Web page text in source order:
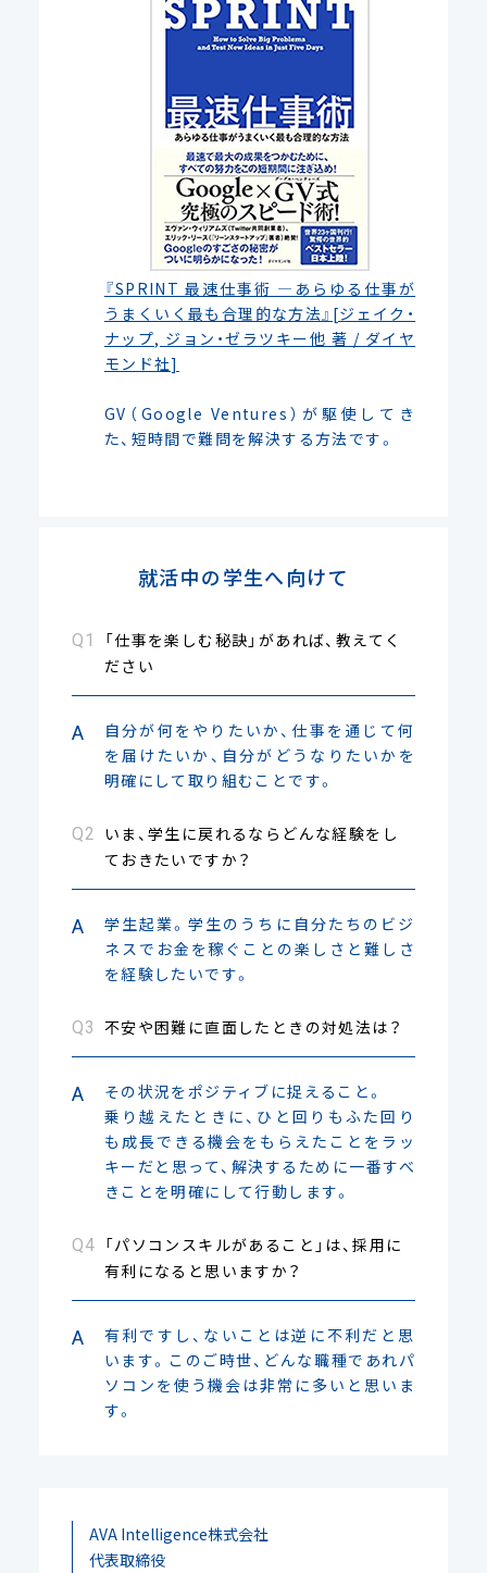
『SPRINT 最速仕事術 ―あらゆる仕事が
うまくいく最も合理的な方法』[ジェイク・
ナップ, ジョン・ゼラツキー他 著 / ダイヤ
モンド社]
GV（Google Ventures）が駆使してき
た、短時間で難問を解決する方法です。
就活中の学生へ向けて
「仕事を楽しむ秘訣」があれば、教えてく
ださい
自分が何をやりたいか、仕事を通じて何
を届けたいか、自分がどうなりたいかを
明確にして取り組むことです。
いま、学生に戻れるならどんな経験をし
ておきたいですか？
学生起業。学生のうちに自分たちのビジ
ネスでお金を稼ぐことの楽しさと難しさ
を経験したいです。
不安や困難に直面したときの対処法は？
その状況をポジティブに捉えること。
乗り越えたときに、ひと回りもふた回り
も成長できる機会をもらえたことをラッ
キーだと思って、解決するために一番すべ
きことを明確にして行動します。
「パソコンスキルがあること」は、採用に
有利になると思いますか？
有利ですし、ないことは逆に不利だと思
います。このご時世、どんな職種であれパ
ソコンを使う機会は非常に多いと思いま
す。
AVA Intelligence株式会社
代表取締役